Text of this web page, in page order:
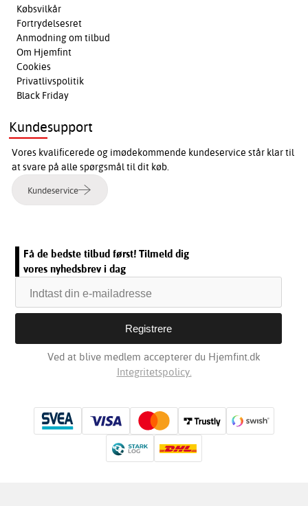
Købsvilkår
Fortrydelsesret
Anmodning om tilbud
Om Hjemfint
Cookies
Privatlivspolitik
Black Friday
Kundesupport
Vores kvalificerede og imødekommende kundeservice står klar til
at svare på alle spørgsmål til dit køb.
Kundeservice
Få de bedste tilbud først! Tilmeld dig
vores nyhedsbrev i dag
Ved at blive medlem accepterer du Hjemfint.dk
Integritetspolicy.